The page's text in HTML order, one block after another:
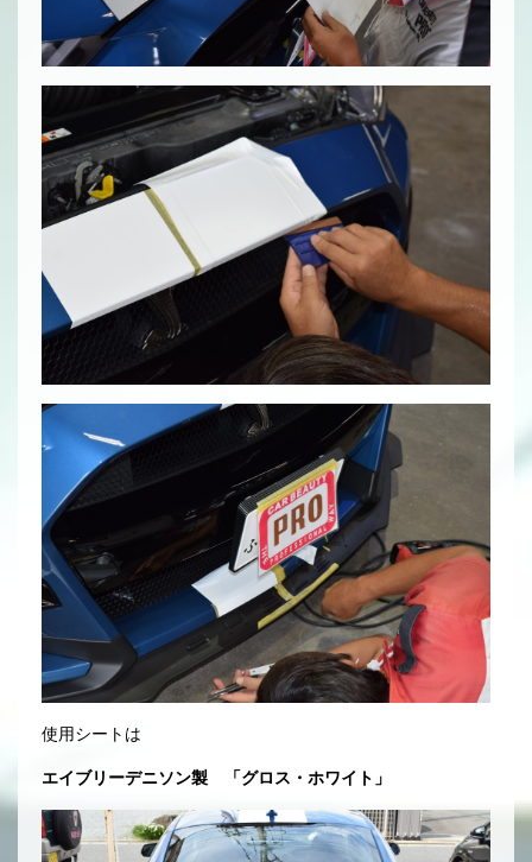
使用シートは
エイブリーデニソン製 「グロス・ホワイト」